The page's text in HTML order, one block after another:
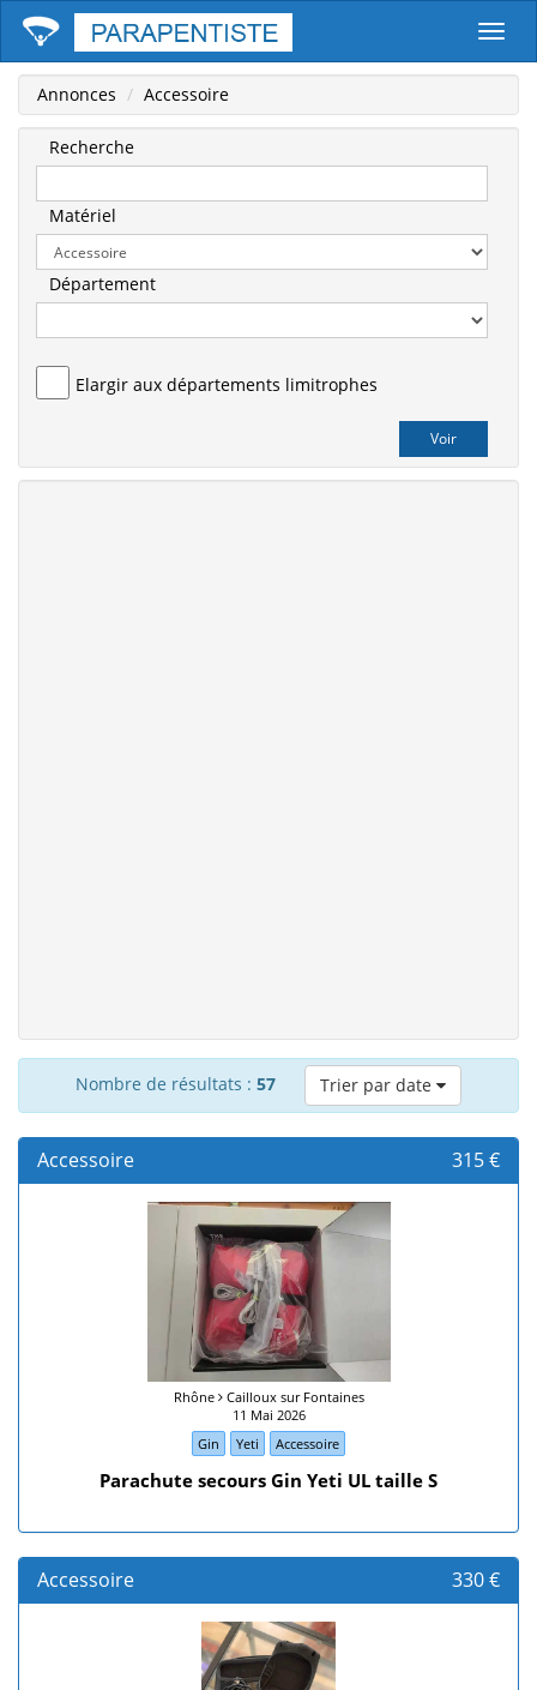
Annonces Accessoire
Recherche
Matériel
Département
Elargir aux départements limitrophes
Nombre de résultats : 57 Trier par date
Accessoire 315 €
Rhône Cailloux sur Fontaines
11 Mai 2026
Gin
Yeti Accessoire
Parachute secours Gin Yeti UL taille S
Accessoire 330 €